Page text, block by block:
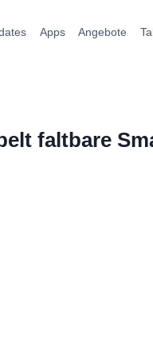
Apps Angebote
faltbare